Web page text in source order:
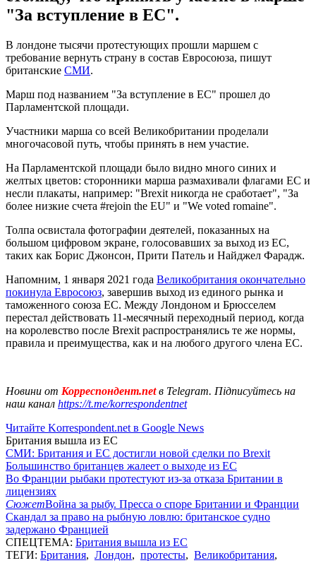
"За вступление в ЕС".
В лондоне тысячи протестующих прошли маршем с
требование вернуть страну в состав Евросоюза, пишут
британские СМИ.
Марш под названием "За вступление в ЕС" прошел до
Парламентской площади.
Участники марша со всей Великобритании проделали
многочасовой путь, чтобы принять в нем участие.
На Парламентской площади было видно много синих и
желтых цветов: сторонники марша размахивали флагами ЕС и
несли плакаты, например: "Brexit никогда не сработает", "За
более низкие счета #rejoin the EU" и "We voted romaine".
Толпа освистала фотографии деятелей, показанных на
большом цифровом экране, голосовавших за выход из ЕС,
таких как Борис Джонсон, Прити Патель и Найджел Фарадж.
Напомним, 1 января 2021 года Великобритания окончательно
покинула Евросоюз, завершив выход из единого рынка и
таможенного союза ЕС. Между Лондоном и Брюсселем
перестал действовать 11-месячный переходный период, когда
на королевство после Brexit распространялись те же нормы,
правила и преимущества, как и на любого другого члена ЕС.
Новини от Корреспондент.netв Telegram. Підписуйтесь на
наш канал https://t.me/korrespondentnet
Читайте Korrespondent.net в Google News
Британия вышла из ЕС
СМИ: Британия и ЕС достигли новой сделки по Brexit
Большинство британцев жалеет о выходе из ЕС
Во Франции рыбаки протестуют из-за отказа Британии в
лицензиях
СюжетВойна за рыбу. Пресса о споре Британии и Франции
Скандал за право на рыбную ловлю: британское судно
задержано Францией
СПЕЦТЕМА: Британия вышла из ЕС
ТЕГИ: Британия, Лондон, протесты, Великобритания,